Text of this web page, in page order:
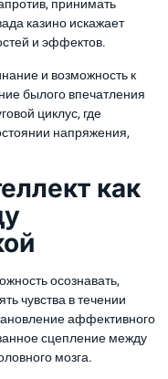
принимать
казино искажает
и эффектов.
и возможность к
былого впечатления
циклус, где
напряжения,
как
осознавать,
чувства в течении
аффективного
сцепление между
мозга.